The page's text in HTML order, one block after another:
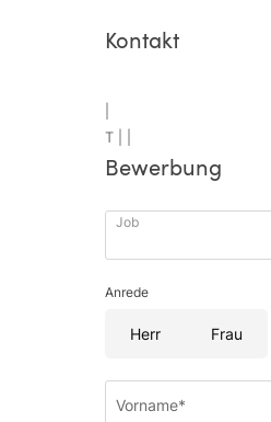
Kontakt
T |
Bewerbung
Job
Anrede
Herr Frau
Vorname*